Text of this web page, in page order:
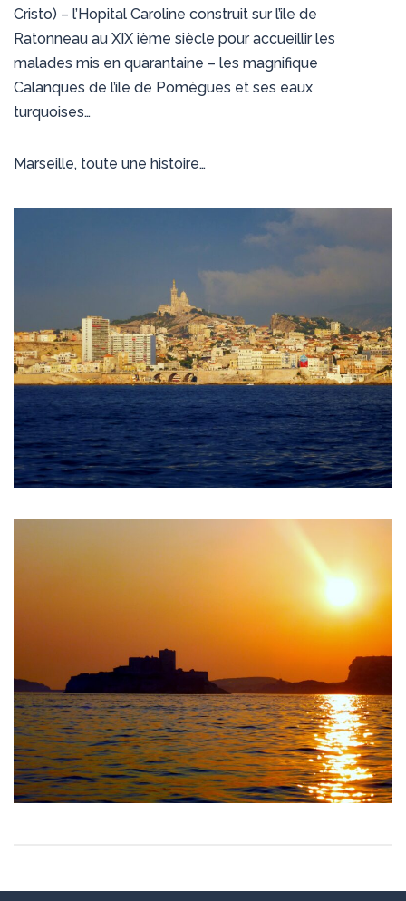
Cristo) – l’Hopital Caroline construit sur l’ile de
Ratonneau au XIX ième siècle pour accueillir les
malades mis en quarantaine – les magnifique
Calanques de l’ile de Pomègues et ses eaux
turquoises…
Marseille, toute une histoire…